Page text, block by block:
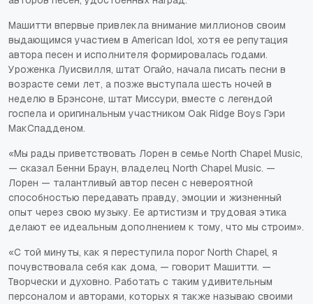
Машитти впервые привлекла внимание миллионов своим
выдающимся участием в American Idol, хотя ее репутация
автора песен и исполнителя формировалась годами.
Уроженка Луисвилля, штат Огайо, начала писать песни в
возрасте семи лет, а позже выступала шесть ночей в
неделю в Брэнсоне, штат Миссури, вместе с легендой
госпела и оригинальным участником Oak Ridge Boys Гэри
МакСпадденом.
«Мы рады приветствовать Лорен в семье North Chapel Music,
— сказал Бенни Браун, владелец North Chapel Music. —
Лорен — талантливый автор песен с невероятной
способностью передавать правду, эмоции и жизненный
опыт через свою музыку. Ее артистизм и трудовая этика
делают ее идеальным дополнением к тому, что мы строим».
«С той минуты, как я переступила порог North Chapel, я
почувствовала себя как дома, — говорит Машитти. —
Творчески и духовно. Работать с таким удивительным
персоналом и авторами, которых я также называю своими